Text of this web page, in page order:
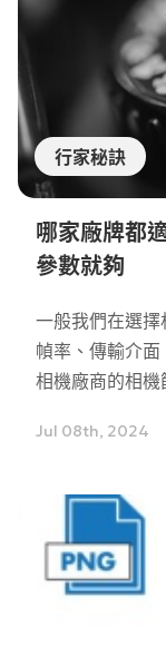
行家秘訣
哪家廠牌都
參數就夠
一般我們在選擇
幀率、傳輸介
相機廠商的相
源、或是強光下
同廠牌的相機
哪家廠商生產
EMVA1288的
試，因此就有
Jul 08th, 2024